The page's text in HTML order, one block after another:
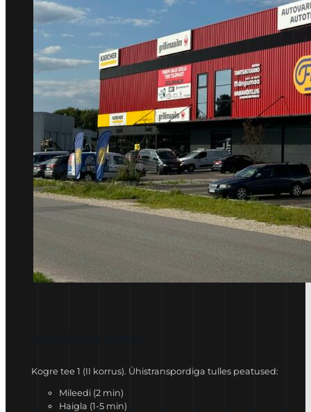
Kogre tee 1 (II korrus). Ühistranspordiga tulles peatused:
Mileedi (2 min)
Haigla (1-5 min)